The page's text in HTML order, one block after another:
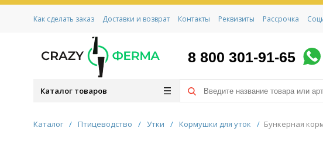
Как сделать заказ Доставки и возврат Контакты Реквизиты Рассрочка
8 800 301-91-65
Каталог товаров
Каталог / Птицеводство / Утки / Кормушки для уток / Бункерная